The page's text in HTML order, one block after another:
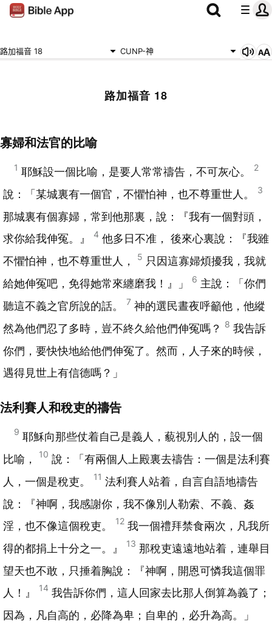
路加福音 18 CUNP-神
路加福音 18
寡婦和法官的比喻
1 耶穌設一個比喻，是要人常常禱告，不可灰心。 2
說：「某城裏有一個官，不懼怕神，也不尊重世人。 3
那城裏有個寡婦，常到他那裏，說：『我有一個對頭，
求你給我伸冤。』
4 他多日不准， 後來心裏說：『我雖
不懼怕神，也不尊重世人，
5 只因這寡婦煩擾我，我就
給她伸冤吧，免得她常來纏磨我！』」
6 主說：「你們
聽這不義之官所說的話。
7 神的選民晝夜呼籲他，他縱
然為他們忍了多時，豈不終久給他們伸冤嗎？
8 我告訴
你們，要快快地給他們伸冤了。然而，人子來的時候，
遇得見世上有信德嗎？」
法利賽人和稅吏的禱告
9 耶穌向那些仗着自己是義人，藐視別人的，設一個
比喻，
10 說：「有兩個人上殿裏去禱告：一個是法利賽
人，一個是稅吏。
11 法利賽人站着，自言自語地禱告
說：『神啊，我感謝你，我不像別人勒索、不義、姦
淫，也不像這個稅吏。
12 我一個禮拜禁食兩次，凡我所
得的都捐上十分之一。』
13 那稅吏遠遠地站着，連舉目
望天也不敢，只捶着胸說：『神啊，開恩可憐我這個罪
人！』
14 我告訴你們，這人回家去比那人倒算為義了；
因為，凡自高的，必降為卑；自卑的，必升為高。」